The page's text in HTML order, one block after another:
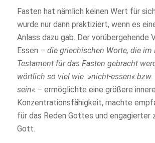
Fasten hat nämlich keinen Wert für
wurde nur dann praktiziert, wenn es
Anlass dazu gab. Der vorübergehende
Essen – die griechischen Worte, die im
Testament für das Fasten gebracht
wörtlich so viel wie: »nicht-essen« bzw.
sein« – ermöglichte eine größere innere
Konzentrationsfähigkeit, machte
für das Reden Gottes und engagierter
Gott.